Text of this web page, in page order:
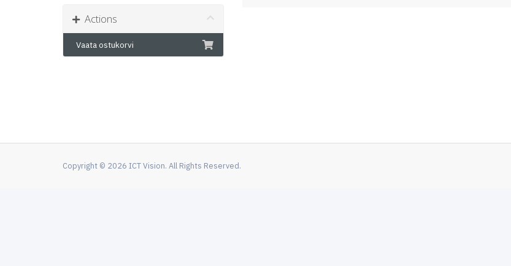
Actions
Vaata ostukorvi
Copyright © 2026 ICT Vision. All Rights Reserved.